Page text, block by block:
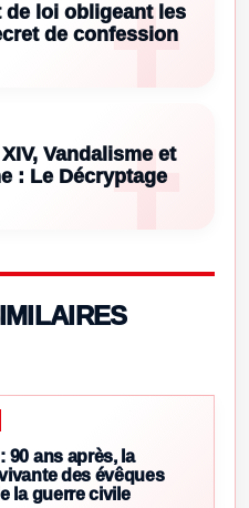
de loi obligeant les
de confession
Vandalisme et
: Le Décryptage
90 ans après, la
des évêques
la guerre civile